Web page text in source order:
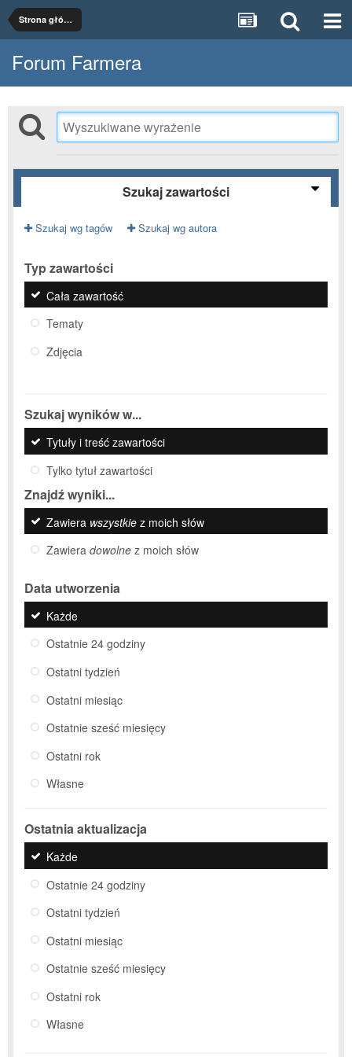
Strona główna
Forum Farmera
Szukaj zawartości
Szukaj wg tagów Szukaj wg autora
Typ zawartości
Cała zawartość
Tematy
Zdjęcia
Szukaj wyników w...
Tytuły i treść zawartości
Tylko tytuł zawartości
Znajdź wyniki...
Zawiera wszystkie z moich słów
Zawiera dowolne z moich słów
Data utworzenia
Każde
Ostatnie 24 godziny
Ostatni tydzień
Ostatni miesiąc
Ostatnie sześć miesięcy
Ostatni rok
Własne
Ostatnia aktualizacja
Każde
Ostatnie 24 godziny
Ostatni tydzień
Ostatni miesiąc
Ostatnie sześć miesięcy
Ostatni rok
Własne